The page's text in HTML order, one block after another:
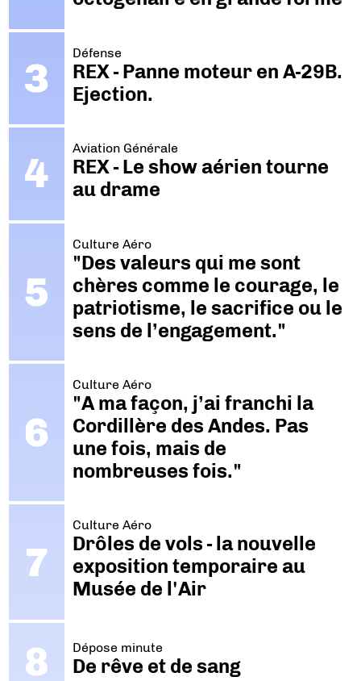
Défense
REX - Panne moteur en A-29B.
Ejection.
Aviation Générale
REX - Le show aérien tourne
au drame
Culture Aéro
"Des valeurs qui me sont
chères comme le courage, le
patriotisme, le sacrifice ou le
sens de l’engagement."
Culture Aéro
"A ma façon, j’ai franchi la
Cordillère des Andes. Pas
une fois, mais de
nombreuses fois."
Culture Aéro
Drôles de vols - la nouvelle
exposition temporaire au
Musée de l'Air
Dépose minute
De rêve et de sang